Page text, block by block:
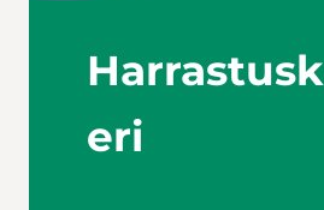
eri